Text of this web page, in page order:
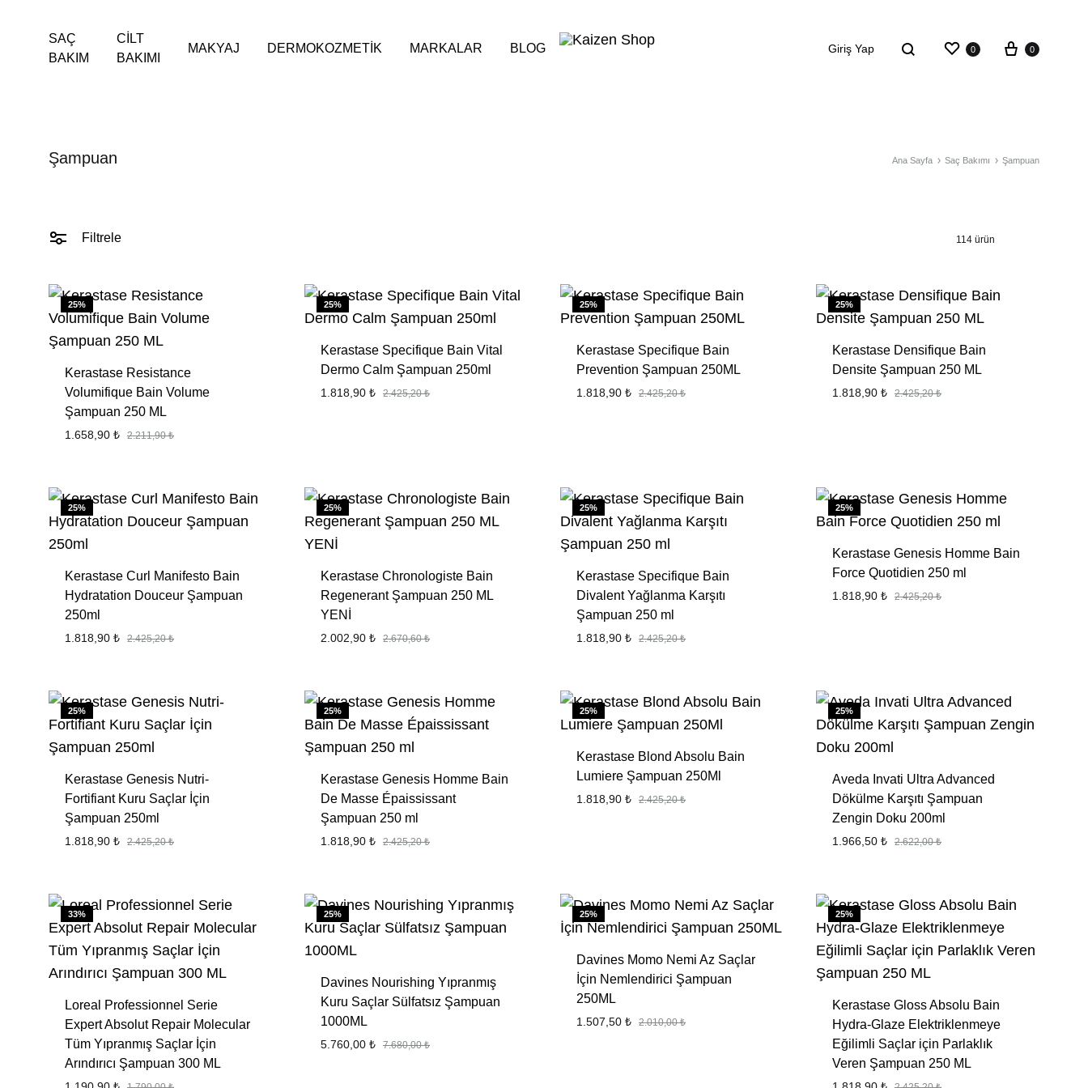
SAÇ
BAKIM
ŞEKILLENDIRICI BOYA & BAKIM BEYAZ KAMUFLAJ
CİLT
BAKIMI
MAKYAJ DERMOKOZMETİK MARKALAR BLOG Giriş Yap 0 0
Şampuan Ana Sayfa Saç Bakımı Şampuan
Filtrele 114 ürün
25%
Kerastase Resistance
Volumifique Bain Volume
Şampuan 250 ML
1.658,90 ₺ 2.211,90₺
EKLE
25%
Kerastase Specifique Bain Vital
Dermo Calm Şampuan 250ml
1.818,90 ₺ 2.425,20₺
25%
Kerastase Specifique Bain
Prevention Şampuan 250ML
1.818,90 ₺ 2.425,20₺
25%
Kerastase Densifique Bain
Densite Şampuan 250 ML
1.818,90 ₺ 2.425,20₺
25%
Kerastase Curl Manifesto Bain
Hydratation Douceur Şampuan
250ml
1.818,90 ₺ 2.425,20₺
25%
Kerastase Chronologiste Bain
Regenerant Şampuan 250 ML
YENİ
2.002,90 ₺ 2.670,60₺
25%
Kerastase Specifique Bain
Divalent Yağlanma Karşıtı
Şampuan 250 ml
1.818,90 ₺ 2.425,20₺
25%
Kerastase Genesis Homme Bain
Force Quotidien 250 ml
1.818,90 ₺ 2.425,20₺
25%
Kerastase Genesis Nutri-
Fortifiant Kuru Saçlar İçin
Şampuan 250ml
1.818,90 ₺ 2.425,20₺
25%
Kerastase Genesis Homme Bain
De Masse Épaississant
Şampuan 250 ml
1.818,90 ₺ 2.425,20₺
EKLE
25%
Kerastase Blond Absolu Bain
Lumiere Şampuan 250Ml
1.818,90 ₺ 2.425,20₺
FAVORILERE
25%
Aveda Invati Ultra Advanced
Dökülme Karşıtı Şampuan
Zengin Doku 200ml
1.966,50 ₺ 2.622,00₺
33%
Loreal Professionnel Serie
Expert Absolut Repair Molecular
Tüm Yıpranmış Saçlar İçin
Arındırıcı Şampuan 300 ML
25%
Davines Nourishing Yıpranmış
Kuru Saçlar Sülfatsız Şampuan
1000ML
5.760,00 ₺ 7.680,00₺
25%
Davines Momo Nemi Az Saçlar
İçin Nemlendirici Şampuan
250ML
1.507,50 ₺ 2.010,00₺
FAVORILERE
25%
Kerastase Gloss Absolu Bain
Hydra-Glaze Elektriklenmeye
Eğilimli Saçlar için Parlaklık
Veren Şampuan 250 ML